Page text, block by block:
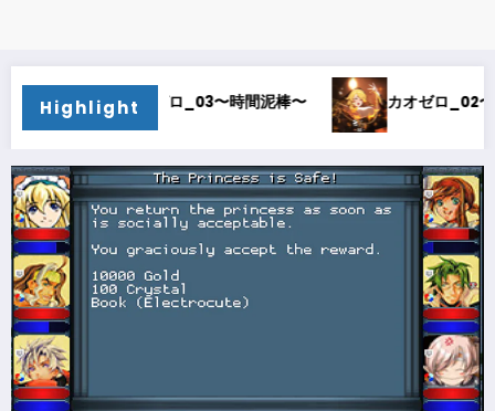
Highlightカオゼロ_02〜オルレア考察〜 カオゼロ_01